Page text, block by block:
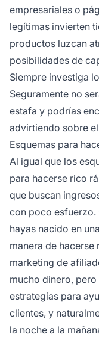
empresariales o
legítimas invierten
productos luzcan
posibilidades de
Siempre investiga
Seguramente no
estafa y podrías
advirtiendo sobre
Esquemas para
Al igual que los
para hacerse rico
que buscan
con poco esfuerzo.
hayas nacido en
manera de
marketing de
mucho dinero,
estrategias para
clientes, y
la noche a la